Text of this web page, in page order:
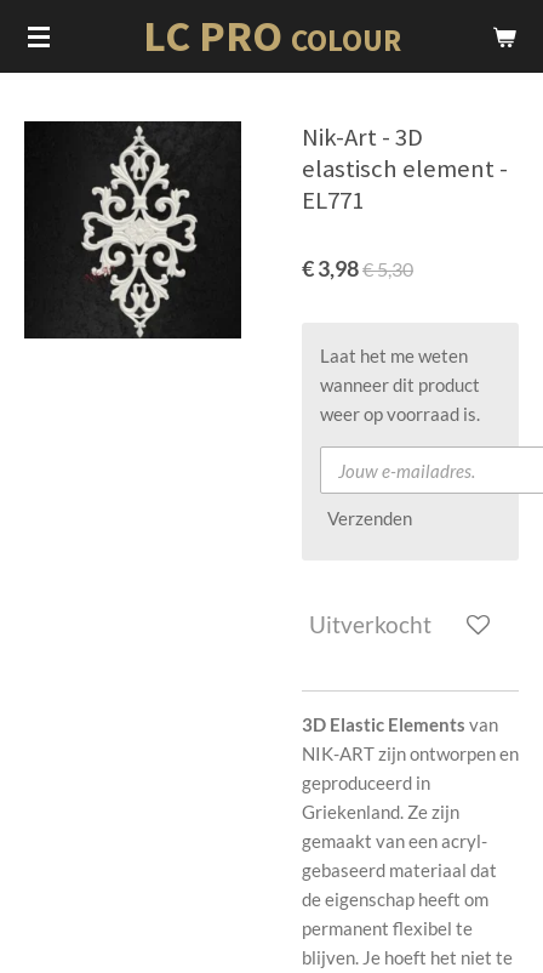
Ga
direct
LC PRO COLOUR
Nik-Art - 3D
elastisch element -
EL771
€ 3,98€ 5,30
Laat het me weten
wanneer dit product
weer op voorraad is.
Verzenden
Uitverkocht
3D Elastic Elements van
NIK-ART zijn ontworpen en
geproduceerd in
Griekenland. Ze zijn
gemaakt van een acryl-
gebaseerd materiaal dat
de eigenschap heeft om
permanent flexibel te
blijven. Je hoeft het niet te